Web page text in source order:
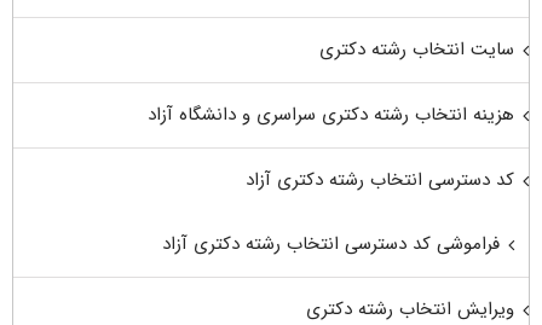
سایت انتخاب رشته دکتری
هزینه انتخاب رشته دکتری سراسری و دانشگاه آزاد
کد دسترسی انتخاب رشته دکتری آزاد
فراموشی کد دسترسی انتخاب رشته دکتری آزاد
ویرایش انتخاب رشته دکتری